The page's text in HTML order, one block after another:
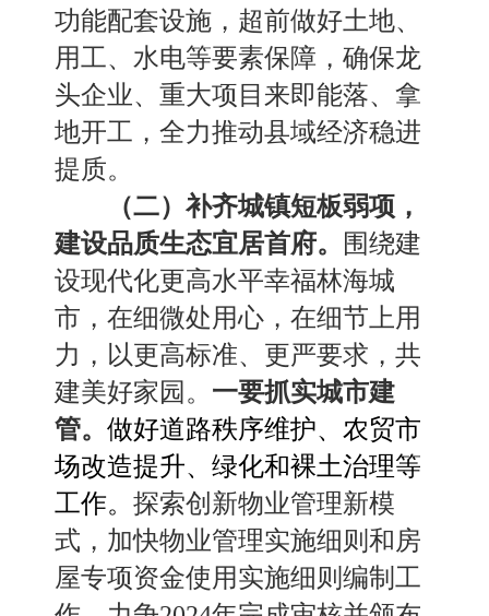
功能配套设施，超前做好土地、
用工、 水电等要素保障，确保龙
头企业、 重大项目来即能落、 拿
地开工，全力推动县域经济稳进
提质。
（二）补齐城镇短板弱项，
建设品质生态宜居首府。
围绕建
设现代化更高水平幸福林海城
市，在细微处用心，在细节上用
力， 以更高标准、 更严要求，共
建美好家园。 一要抓实城市建
管。 做好道路秩序维护、 农贸市
场改造提升、 绿化和裸土治理等
工作。 探索创新物业管理新模
式，加快物业管理实施细则和房
屋专项资金使用实施细则编制工